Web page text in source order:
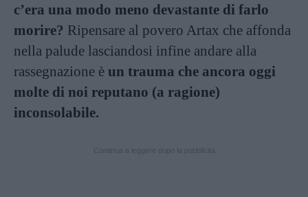
c’era una modo meno devastante di farlo
morire? Ripensare al povero Artax che affonda
nella palude lasciandosi infine andare alla
rassegnazione è un trauma che ancora oggi
molte di noi reputano (a ragione)
inconsolabile.